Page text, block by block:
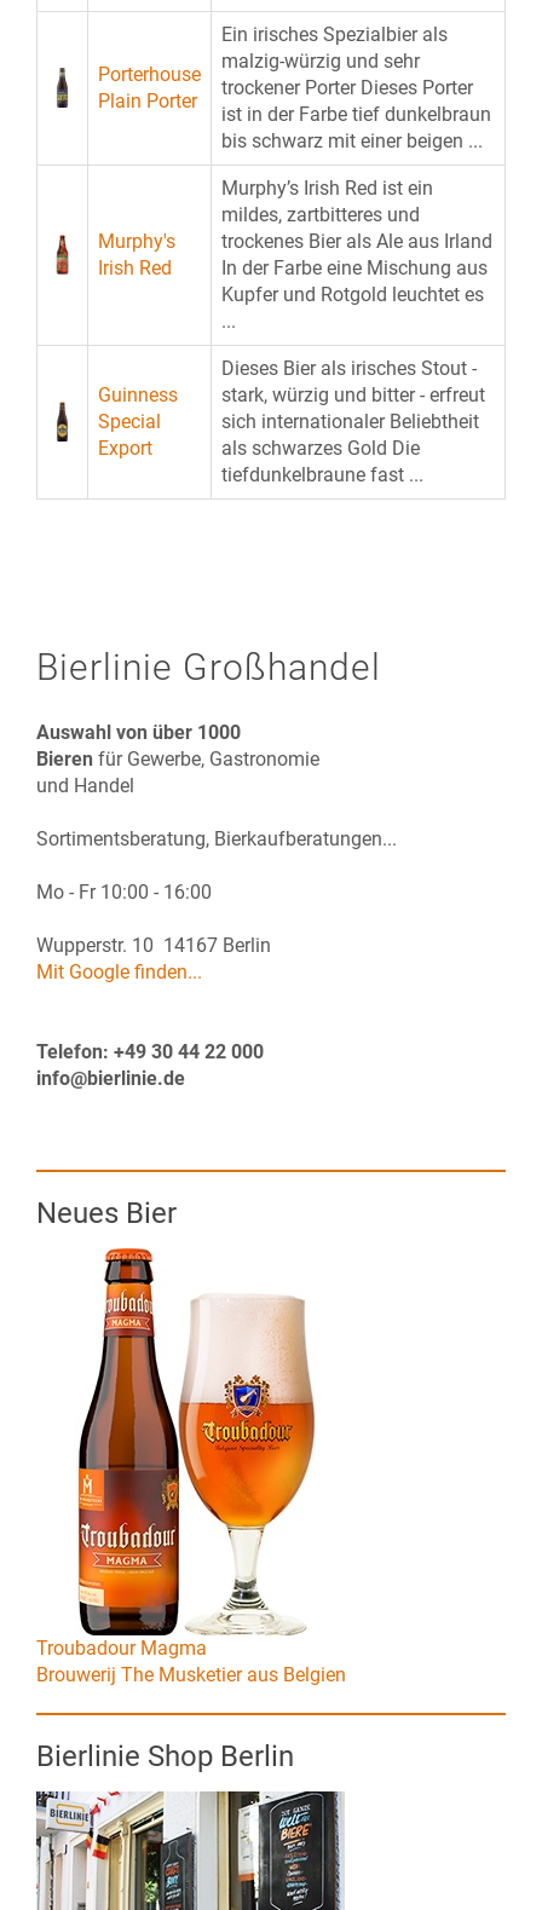
Bierlinie Großhandel
Auswahl von über 1000
Bieren für Gewerbe, Gastronomie
und Handel
Sortimentsberatung, Bierkaufberatungen...
Mo - Fr 10:00 - 16:00
Wupperstr. 10 14167 Berlin
Mit Google finden...
Telefon: +49 30 44 22 000
info@bierlinie.de
Neues Bier
Troubadour Magma
Brouwerij The Musketier aus Belgien
Bierlinie Shop Berlin
Porterhouse
Plain Porter
Ein irisches Spezialbier als
malzig-würzig und sehr
trockener Porter Dieses Porter
ist in der Farbe tief dunkelbraun
bis schwarz mit einer beigen ...
Murphy's
Irish Red
Murphy’s Irish Red ist ein
mildes, zartbitteres und
trockenes Bier als Ale aus Irland
In der Farbe eine Mischung aus
Kupfer und Rotgold leuchtet es
...
Guinness
Special
Export
Dieses Bier als irisches Stout -
stark, würzig und bitter - erfreut
sich internationaler Beliebtheit
als schwarzes Gold Die
tiefdunkelbraune fast ...